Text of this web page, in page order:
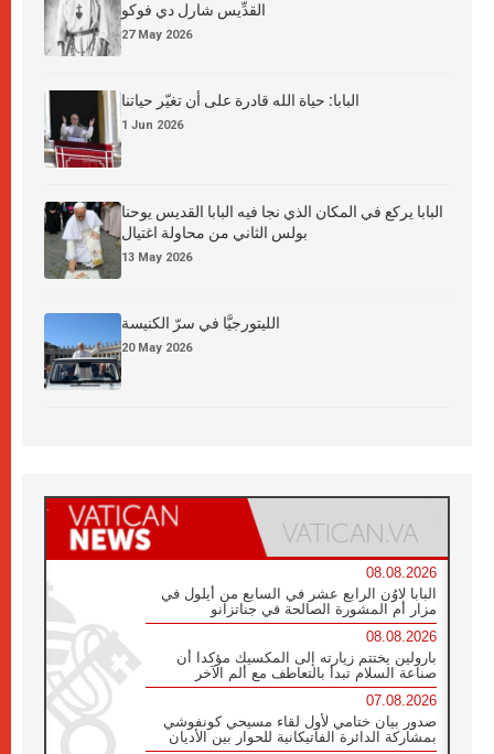
القدِّيس شارل دي فوكو
27 May 2026
البابا: حياة الله قادرة على أن تغيّر حياتنا
1 Jun 2026
البابا يركع في المكان الذي نجا فيه البابا القديس يوحنا
بولس الثاني من محاولة اغتيال
13 May 2026
الليتورجيَّا في سرّ الكنيسة
20 May 2026
08.08.2026
البابا لاوُن الرابع عشر في السابع من أيلول في
مزار أم المشورة الصالحة في جناتزانو
08.08.2026
بارولين يختتم زيارته إلى المكسيك مؤكدا أن
صناعة السلام تبدأ بالتعاطف مع ألم الآخر
07.08.2026
صدور بيان ختامي لأول لقاء مسيحي كونفوشي
بمشاركة الدائرة الفاتيكانية للحوار بين الأديان